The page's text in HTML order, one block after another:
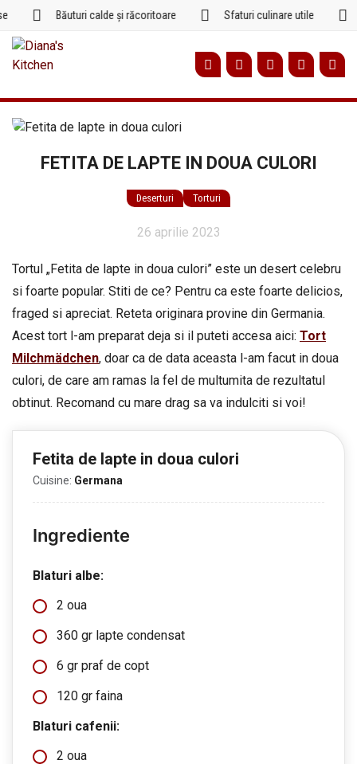
conținut
Băuturi calde și răcoritoare Sfaturi culinare utile
FETITA DE LAPTE IN DOUA CULORI
Deserturi Torturi
26 aprilie 2023
Tortul „Fetita de lapte in doua culori” este un desert celebru
si foarte popular. Stiti de ce? Pentru ca este foarte delicios,
fraged si apreciat. Reteta originara provine din Germania.
Acest tort l-am preparat deja si il puteti accesa aici: Tort
Milchmädchen, doar ca de data aceasta l-am facut in doua
culori, de care am ramas la fel de multumita de rezultatul
obtinut. Recomand cu mare drag sa va indulciti si voi!
Fetita de lapte in doua culori
Cuisine: Germana
Ingrediente
Blaturi albe:
2 oua
360 gr lapte condensat
6 gr praf de copt
120 gr faina
Blaturi cafenii:
2 oua